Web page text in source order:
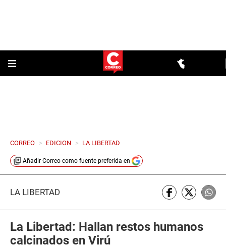
CORREO > EDICION > LA LIBERTAD
Añadir Correo como fuente preferida en
LA LIBERTAD
La Libertad: Hallan restos humanos
calcinados en Virú